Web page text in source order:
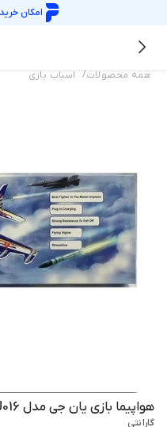
امکان
همه محصولات/ اسباب بازی
هواپیما بازی یان جی مدل YJ016
گارانتی